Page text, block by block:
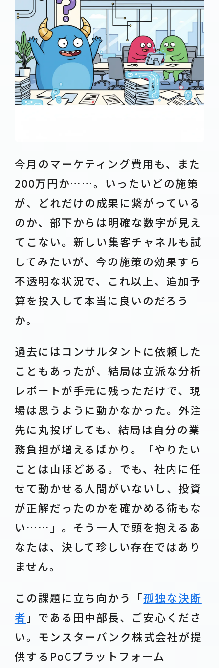
今月のマーケティング費用も、また
200万円か……。いったいどの施策
が、どれだけの成果に繋がっている
のか、部下からは明確な数字が見え
てこない。新しい集客チャネルも試
してみたいが、今の施策の効果すら
不透明な状況で、これ以上、追加予
算を投入して本当に良いのだろう
か。
過去にはコンサルタントに依頼した
こともあったが、結局は立派な分析
レポートが手元に残っただけで、現
場は思うように動かなかった。外注
先に丸投げしても、結局は自分の業
務負担が増えるばかり。「やりたい
ことは山ほどある。でも、社内に任
せて動かせる人間がいないし、投資
が正解だったのかを確かめる術もな
い……」。そう一人で頭を抱えるあ
なたは、決して珍しい存在ではあり
ません。
この課題に立ち向かう「孤独な決断
者 」である田中部長、ご安心くださ
い。モンスターバンク株式会社が提
供するPoCプラットフォーム